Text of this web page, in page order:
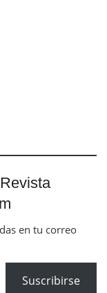
en tu correo
Suscribirse